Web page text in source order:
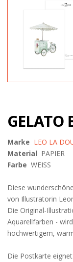
GELATO
Marke LEO LA
Material PAPIER
Farbe WEISS
Diese
von Illustratorin
Die Original-
Aquarellfarben -
hochwertigem,
Die Postkarte